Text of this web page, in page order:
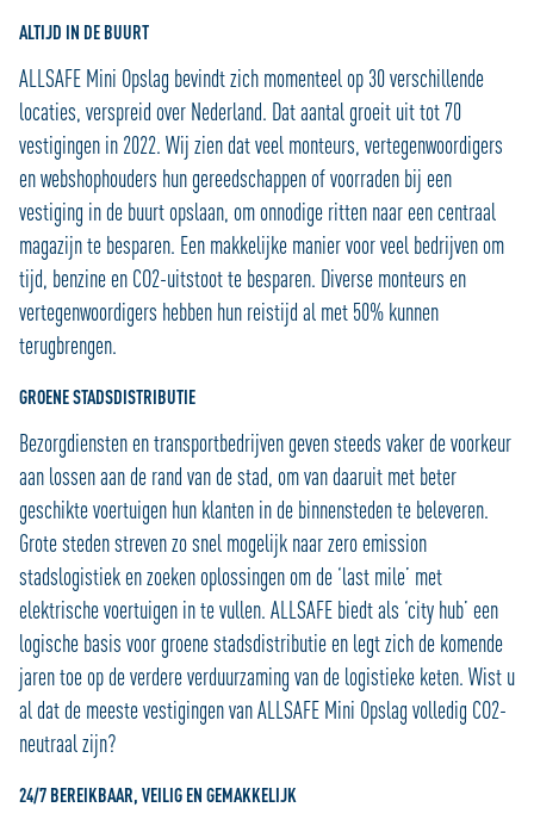
ALTIJD IN DE BUURT
ALLSAFE Mini Opslag bevindt zich momenteel op 30 verschillende
locaties, verspreid over Nederland. Dat aantal groeit uit tot 70
vestigingen in 2022. Wij zien dat veel monteurs, vertegenwoordigers
en webshophouders hun gereedschappen of voorraden bij een
vestiging in de buurt opslaan, om onnodige ritten naar een centraal
magazijn te besparen. Een makkelijke manier voor veel bedrijven om
tijd, benzine en CO2-uitstoot te besparen. Diverse monteurs en
vertegenwoordigers hebben hun reistijd al met 50% kunnen
terugbrengen.
GROENE STADSDISTRIBUTIE
Bezorgdiensten en transportbedrijven geven steeds vaker de voorkeur
aan lossen aan de rand van de stad, om van daaruit met beter
geschikte voertuigen hun klanten in de binnensteden te beleveren.
Grote steden streven zo snel mogelijk naar zero emission
stadslogistiek en zoeken oplossingen om de ‘last mile’ met
elektrische voertuigen in te vullen. ALLSAFE biedt als ‘city hub’ een
logische basis voor groene stadsdistributie en legt zich de komende
jaren toe op de verdere verduurzaming van de logistieke keten. Wist u
al dat de meeste vestigingen van ALLSAFE Mini Opslag volledig CO2-
neutraal zijn?
24/7 BEREIKBAAR, VEILIG EN GEMAKKELIJK